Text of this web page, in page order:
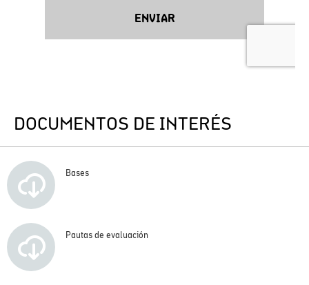
DOCUMENTOS DE INTERÉS
Bases
Pautas de evaluación